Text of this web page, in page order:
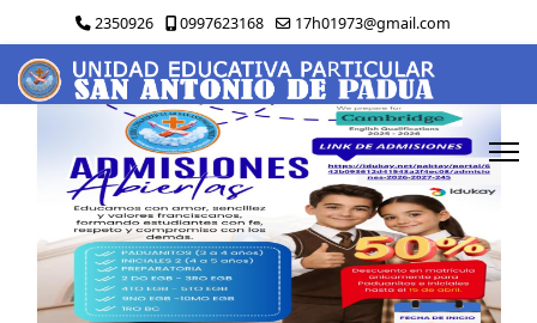
2350926 0997623168 17h01973@gmail.com